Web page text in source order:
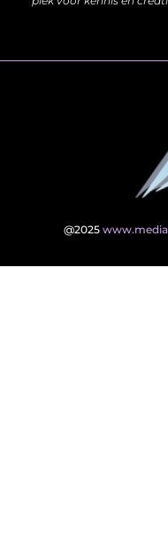
@2025